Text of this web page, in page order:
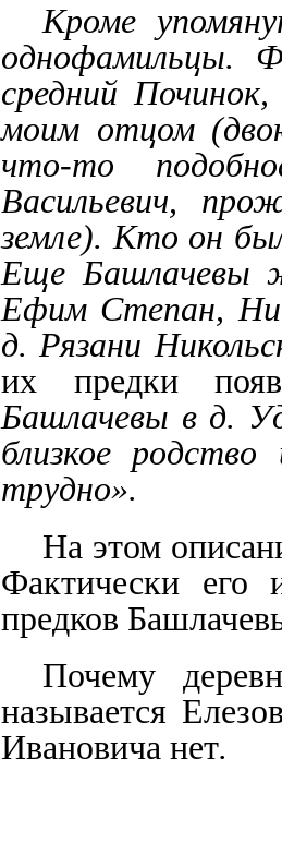
Кроме
однофамильцы.
средний
моим отцом
что-то
Васильевич,
земле). Кто он
Еще Башлачевы
Ефим Степан,
д. Рязани
их предки
Башлачевы в д.
близкое
трудно».
На этом
Фактически его
предков
Почему
называется
Ивановича нет.